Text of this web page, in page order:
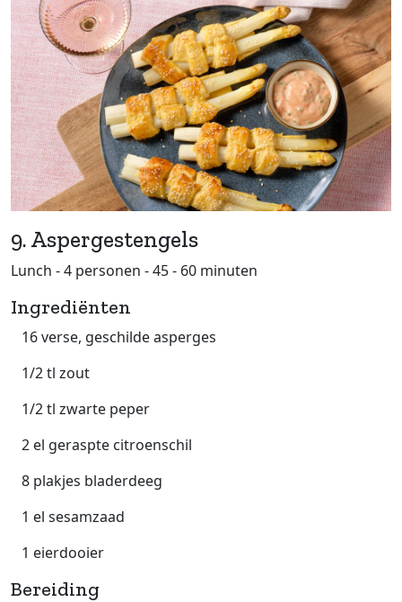
9. Aspergestengels
Lunch - 4 personen - 45 - 60 minuten
Ingrediënten
16 verse, geschilde asperges
1/2 tl zout
1/2 tl zwarte peper
2 el geraspte citroenschil
8 plakjes bladerdeeg
1 el sesamzaad
1 eierdooier
Bereiding